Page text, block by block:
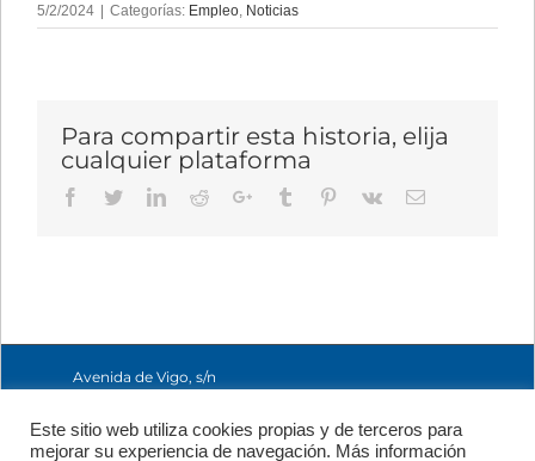
5/2/2024 | Categorías: Empleo Noticias
Para compartir esta historia, elija
cualquier plataforma
Facebook
TwitterLinkedIn
RedditGoogle+Tumblr Pinterest
Vk Email
Avenida de Vigo, s/n
Compostela, A
Coruña, España
Este sitio web utiliza cookies propias y de terceros para
mejorar su experiencia de navegación. Más información